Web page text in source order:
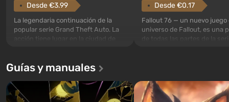
Desde €3.99
La legendaria continuación de la
popular serie Grand Theft Auto. La
acción tiene lugar en la ciudad de
primera vez, el juego contará la
historia de tres personajes: Michael,
Trevor y Franklin, entre los cuales
podrás cambi...
Desde €0.17
Fallout 76 — un nuevo juego
universo de Fallout, es una
de todas las partes de la
abrirse primero después de
caigan las bombas n...
Guías y manuales